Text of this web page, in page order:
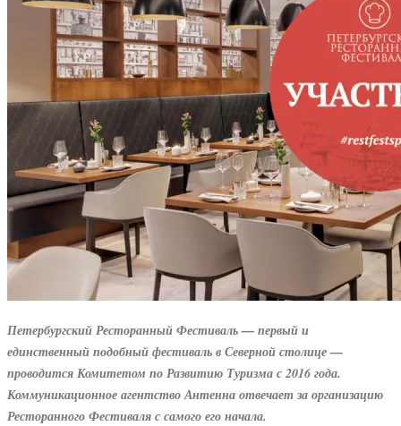
Петербургский Ресторанный Фестиваль — первый и
единственный подобный фестиваль в Северной столице —
проводится Комитетом по Развитию Туризма с 2016 года.
Коммуникационное агентство Антенна отвечает за организацию
Ресторанного Фестиваля с самого его начала.